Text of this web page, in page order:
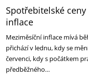
Spotřebitelské
inflace
Meziměsíční inflace mívá
přichází v lednu, kdy se
červenci, kdy s počátkem
předběžného…